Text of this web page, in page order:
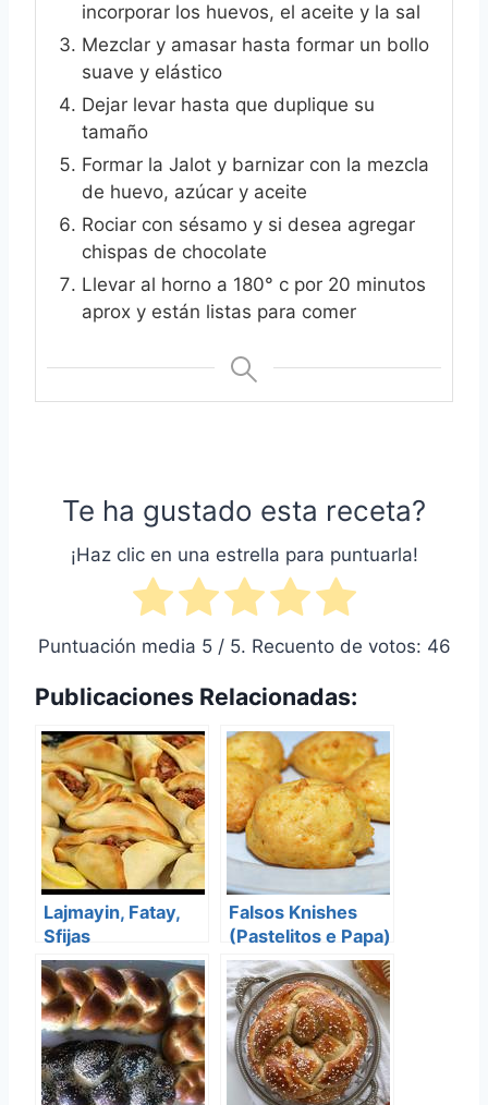
incorporar los huevos, el aceite y la sal
Mezclar y amasar hasta formar un bollo
suave y elástico
Dejar levar hasta que duplique su
tamaño
Formar la Jalot y barnizar con la mezcla
de huevo, azúcar y aceite
Rociar con sésamo y si desea agregar
chispas de chocolate
Llevar al horno a 180° c por 20 minutos
aprox y están listas para comer
Te ha gustado esta receta?
¡Haz clic en una estrella para puntuarla!
Puntuación media 5/ 5. Recuento de votos: 46
Publicaciones Relacionadas:
Lajmayin, Fatay,
Sfijas
Falsos Knishes
(Pastelitos e Papa)